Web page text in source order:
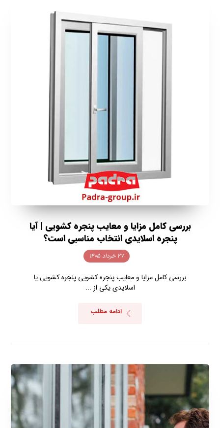
بررسی کامل مزایا و معایب پنجره کشویی | آیا
پنجره اسلایدی انتخاب مناسبی است؟
۲۷ خرداد ۱۴۰۵
بررسی کامل مزایا و معایب پنجره کشویی پنجره کشویی یا
اسلایدی یکی از ...
ادامه مطلب